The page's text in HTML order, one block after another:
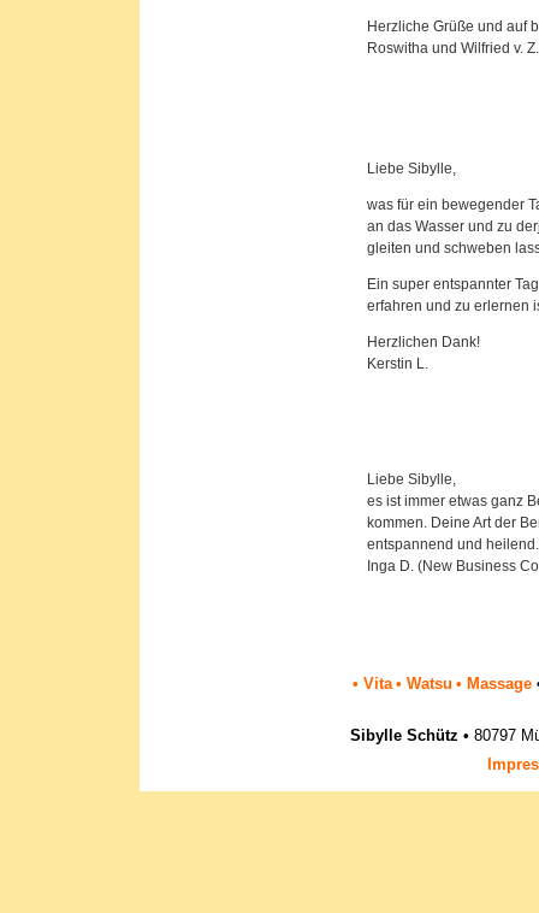
Herzliche Grüße und auf
Roswitha und Wilfried v.
Liebe Sibylle,
was für ein bewegender
an das Wasser und zu
gleiten und schweben
Ein super entspannter
erfahren und zu erlernen
Herzlichen Dank!
Kerstin L.
Liebe Sibylle,
es ist immer etwas ganz
kommen. Deine Art der
entspannend und
Inga D. (New Business
• Vita • Watsu • Massage
Sibylle Schütz • 80797